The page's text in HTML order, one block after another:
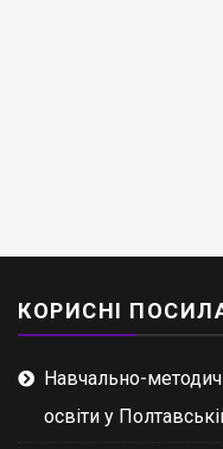
КОРИСНІ
Навчально-
освіти у